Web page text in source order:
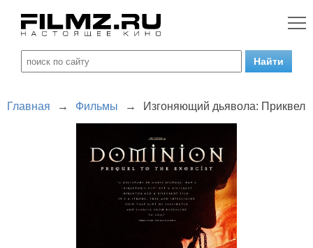
Главная → Фильмы → Изгоняющий дьявола: Приквел